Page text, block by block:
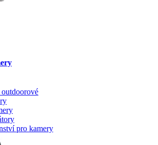
pro kamery